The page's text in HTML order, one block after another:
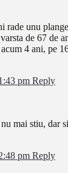
rade unu
de 67 de
4 ani, pe
pm Reply
mai stiu, dar
pm Reply